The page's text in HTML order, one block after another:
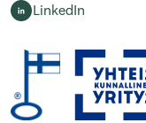
LinkedIn